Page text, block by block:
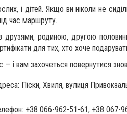
і дітей. Якщо ви ніколи не
час маршруту.
родиною, другою
для тих, хто хоче
— і вам захочеться повернутися
Піски, Хвиля, вулиця
+38 066-962-51-61, +38 067-